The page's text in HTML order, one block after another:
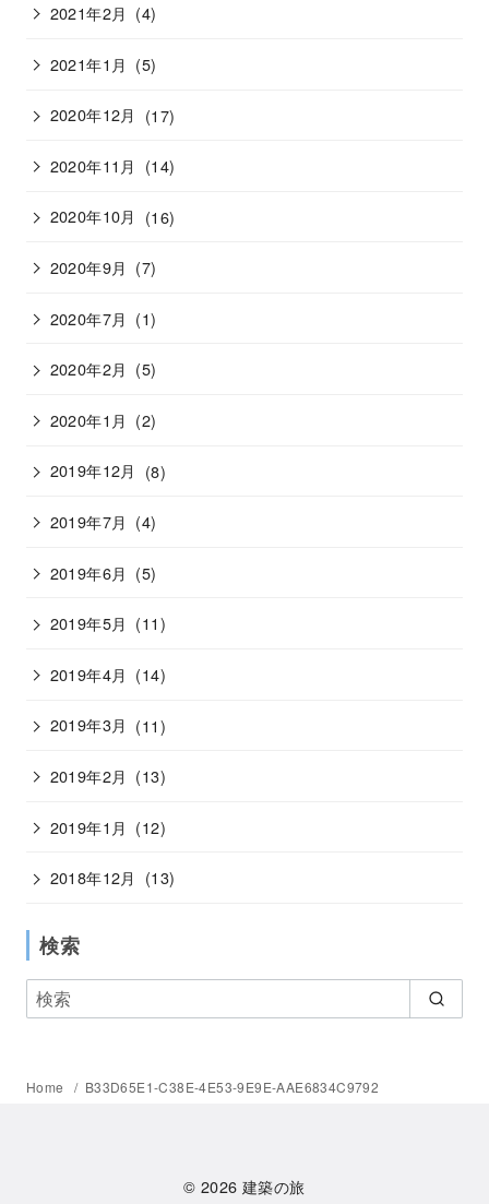
2021年2月 (4)
2021年1月 (5)
2020年12月 (17)
2020年11月 (14)
2020年10月 (16)
2020年9月 (7)
2020年7月 (1)
2020年2月 (5)
2020年1月 (2)
2019年12月 (8)
2019年7月 (4)
2019年6月 (5)
2019年5月 (11)
2019年4月 (14)
2019年3月 (11)
2019年2月 (13)
2019年1月 (12)
2018年12月 (13)
検索
Home B33D65E1-C38E-4E53-9E9E-AAE6834C9792
© 2026建築の旅